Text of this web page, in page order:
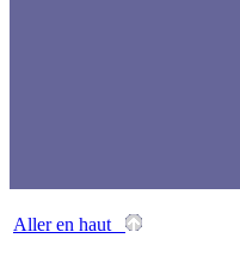
Aller en haut